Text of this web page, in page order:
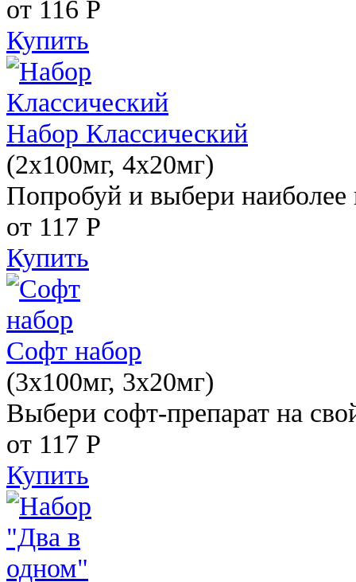
от 116 Р
Купить
Набор Классический
(2x100мг, 4x20мг)
Попробуй и выбери наиболее
от 117 Р
Купить
Софт набор
(3x100мг, 3x20мг)
Выбери софт-препарат на
от 117 Р
Купить